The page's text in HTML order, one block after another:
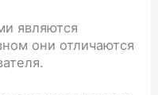
являются
они отличаются